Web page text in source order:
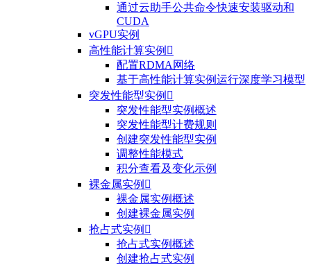
通过云助手公共命令快速安装驱动和
CUDA
vGPU实例
高性能计算实例 
配置RDMA网络
基于高性能计算实例运行深度学习模型
突发性能型实例 
突发性能型实例概述
突发性能型计费规则
创建突发性能型实例
调整性能模式
积分查看及变化示例
裸金属实例 
裸金属实例概述
创建裸金属实例
抢占式实例 
抢占式实例概述
创建抢占式实例